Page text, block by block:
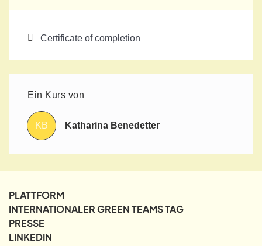
Certificate of completion
Ein Kurs von
KB Katharina Benedetter
PLATTFORM
INTERNATIONALER GREEN TEAMS TAG
PRESSE
LINKEDIN